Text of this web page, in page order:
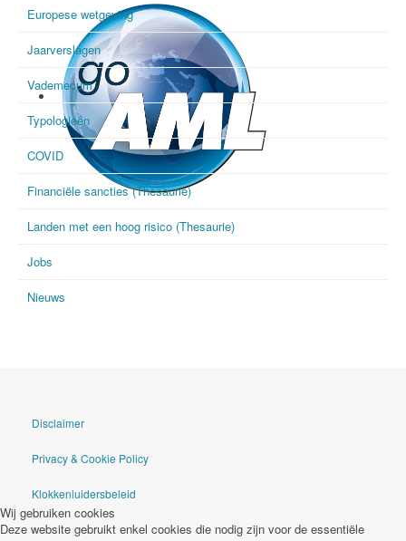
Europese wetgeving
Jaarverslagen
Vademecum
Typologieën
COVID
Financiële sancties (Thesaurie)
Landen met een hoog risico (Thesaurie)
Jobs
Nieuws
Disclaimer
Privacy & Cookie Policy
Klokkenluidersbeleid
Wij gebruiken cookies
Deze website gebruikt enkel cookies die nodig zijn voor de essentiële